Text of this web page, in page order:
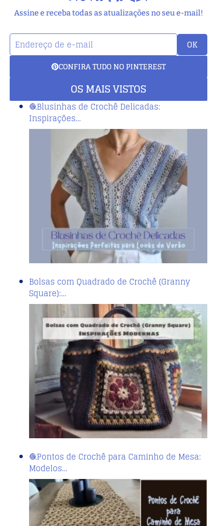
Assine e receba todas as atualizações no seu e-mail!
OK
CONFIRA TUDO NO PINTEREST
OS MAIS VISTOS
🧶Blusinhas de Crochê Delicadas:
Inspirações…
Bolsas com Quadrado de Crochê (Granny
Square):…
🧶Pontos de Crochê para Caminho de Mesa:
Modelos…